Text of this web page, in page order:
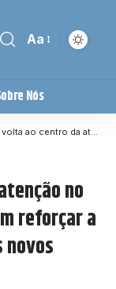
Aa
Nós
Brasil: por que médicos devem reforçar a vigilância e a vacinação após novos casos
no
reforçar a
novos